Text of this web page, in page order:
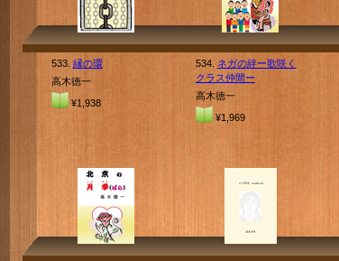
533. 縁の環
高木徳一
¥1,938
534. ネガの絆ー歌咲く
クラス仲間ー
高木徳一
¥1,969